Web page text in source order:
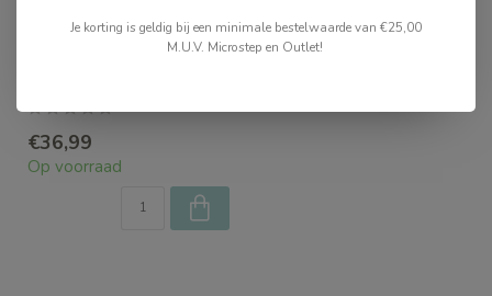
€36,99
Op voorraad
Je korting is geldig bij een minimale bestelwaarde van €25,00
M.U.V. Microstep en Outlet!